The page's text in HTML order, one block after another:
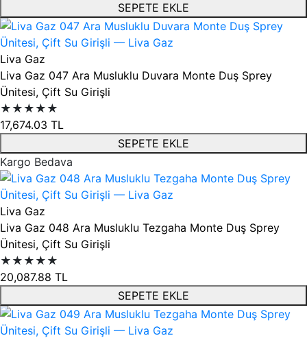
SEPETE EKLE
Liva Gaz
Liva Gaz 047 Ara Musluklu Duvara Monte Duş Sprey
Ünitesi, Çift Su Girişli
★★★★★
17,674.03 TL
SEPETE EKLE
Kargo Bedava
Liva Gaz
Liva Gaz 048 Ara Musluklu Tezgaha Monte Duş Sprey
Ünitesi, Çift Su Girişli
★★★★★
20,087.88 TL
SEPETE EKLE